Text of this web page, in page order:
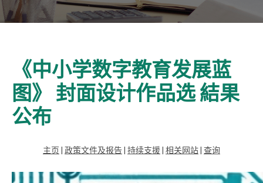
《中小学数字教育发展蓝
图》 封面设计作品选 結果
公布
主页 | 政策文件及报告| 持续支援| 相关网站| 查询